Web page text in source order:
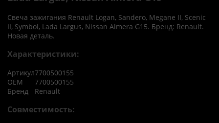
Свеча зажигания Renault Logan, Sandero, Megane II, Scenic
II, Symbol, Lada Largus, Nissan Almera G15. Бренд: Renault.
Новая деталь.
Характеристики:
Артикул7700500155
OEM
7700500155
Бренд
Renault
Совместимость: